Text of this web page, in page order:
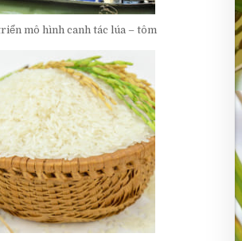
mô hình canh tác lúa – tôm